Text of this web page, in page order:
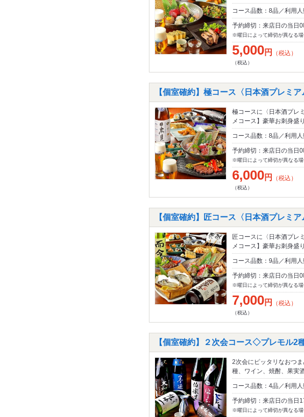
コース品数：8品／利用
予約締切：来店日の当日
※曜日によって締切が異なる場
5,000円 （税込）
（税込）
【個室確約】極コース〈日本酒プレミ
極コースに〈日本酒プレ
メコース】豪華お刺身盛
コース品数：8品／利用
予約締切：来店日の当日
※曜日によって締切が異なる場
6,000円 （税込）
（税込）
【個室確約】匠コース〈日本酒プレミ
匠コースに〈日本酒プレ
メコース】豪華お刺身盛
コース品数：9品／利用
予約締切：来店日の当日
※曜日によって締切が異なる場
7,000円 （税込）
（税込）
【個室確約】２次会コース◇プレモル2
2次会にピッタリなおつ
種、ワイン、焼酎、果実
コース品数：4品／利用
予約締切：来店日の当日
※曜日によって締切が異なる場